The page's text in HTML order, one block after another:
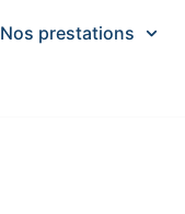
Nos prestations